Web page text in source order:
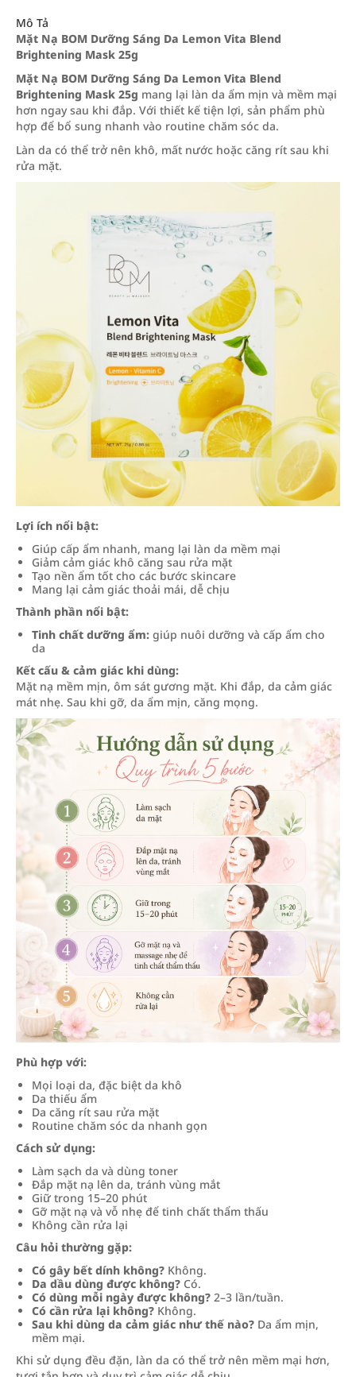
Mô Tả
Mặt Nạ BOM Dưỡng Sáng Da Lemon Vita Blend
Brightening Mask 25g
Mặt Nạ BOM Dưỡng Sáng Da Lemon Vita Blend
Brightening Mask 25g mang lại làn da ẩm mịn và mềm mại
hơn ngay sau khi đắp. Với thiết kế tiện lợi, sản phẩm phù
hợp để bổ sung nhanh vào routine chăm sóc da.
Làn da có thể trở nên khô, mất nước hoặc căng rít sau khi
rửa mặt.
Lợi ích nổi bật:
Giúp cấp ẩm nhanh, mang lại làn da mềm mại
Giảm cảm giác khô căng sau rửa mặt
Tạo nền ẩm tốt cho các bước skincare
Mang lại cảm giác thoải mái, dễ chịu
Thành phần nổi bật:
Tinh chất dưỡng ẩm: giúp nuôi dưỡng và cấp ẩm cho
da
Kết cấu & cảm giác khi dùng:
Mặt nạ mềm mịn, ôm sát gương mặt. Khi đắp, da cảm giác
mát nhẹ. Sau khi gỡ, da ẩm mịn, căng mọng.
Phù hợp với:
Mọi loại da, đặc biệt da khô
Da thiếu ẩm
Da căng rít sau rửa mặt
Routine chăm sóc da nhanh gọn
Cách sử dụng:
Làm sạch da và dùng toner
Đắp mặt nạ lên da, tránh vùng mắt
Giữ trong 15–20 phút
Gỡ mặt nạ và vỗ nhẹ để tinh chất thẩm thấu
Không cần rửa lại
Câu hỏi thường gặp:
Có gây bết dính không? Không.
Da dầu dùng được không? Có.
Có dùng mỗi ngày được không? 2–3 lần/tuần.
Có cần rửa lại không? Không.
Sau khi dùng da cảm giác như thế nào? Da ẩm mịn,
mềm mại.
Khi sử dụng đều đặn, làn da có thể trở nên mềm mại hơn,